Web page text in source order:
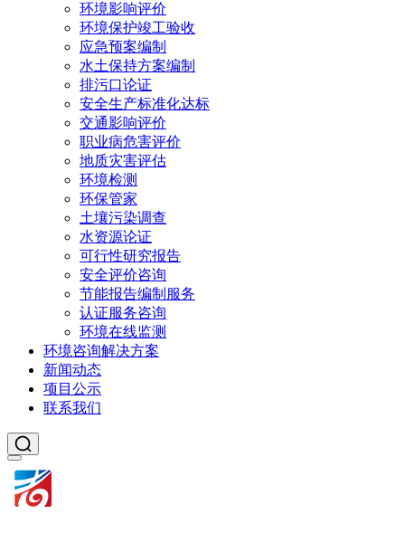
环境影响评价
环境保护竣工验收
应急预案编制
水土保持方案编制
排污口论证
安全生产标准化达标
交通影响评价
职业病危害评价
地质灾害评估
环境检测
环保管家
土壤污染调查
水资源论证
可行性研究报告
安全评价咨询
节能报告编制服务
认证服务咨询
环境在线监测
环境咨询解决方案
新闻动态
项目公示
联系我们